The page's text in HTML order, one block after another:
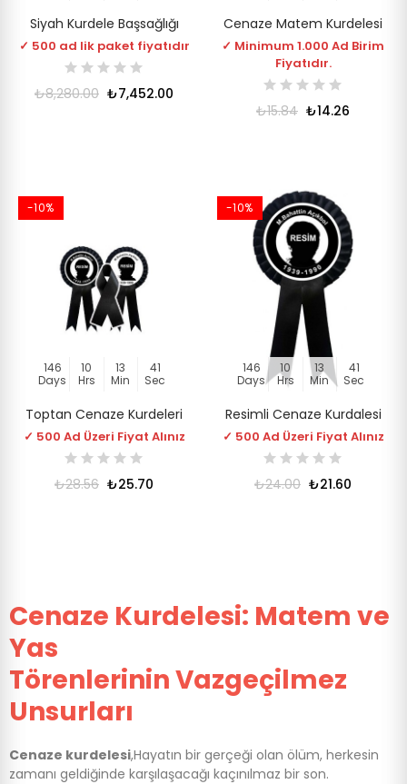
Siyah Kurdele Başsağlığı
✓ 500 ad lik paket fiyatıdır
₺8,280.00 ₺7,452.00
Cenaze Matem Kurdelesi
✓ Minimum 1.000 Ad Birim
Fiyatıdır.
₺15.84 ₺14.26
-10%
146
Days
10
Hrs
13
Min
41
Sec
Toptan Cenaze Kurdeleri
✓ 500 Ad Üzeri Fiyat Alınız
₺28.56 ₺25.70
-10%
146
Days
10
Hrs
13
Min
41
Sec
Resimli Cenaze Kurdalesi
✓ 500 Ad Üzeri Fiyat Alınız
₺24.00 ₺21.60
Cenaze Kurdelesi: Matem ve
Yas
Törenlerinin Vazgeçilmez
Unsurları
Cenaze kurdelesi,Hayatın bir gerçeği olan ölüm, herkesin
zamanı geldiğinde karşılaşacağı kaçınılmaz bir son.